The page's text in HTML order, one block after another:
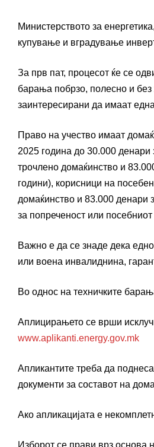
Министерството за
купување и вградување
За прв пат, процесот ќе се
барања побрзо, полесно и без
заинтересирани да имаат
Право на учество имаат
2025 година до 30.000
трочлено домаќинство и
години), корисници на
домаќинство и 83.000 денари
за попреченост или посебниот
Важно е да се знаде дека
или воена инвалиднина,
Во однос на техничките
Аплицирањето се врши
www.aplikanti.energy.gov.mk
Апликантите треба да
документи за составот на
Ако апликацијата е
Изборот се прави врз основа